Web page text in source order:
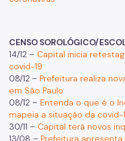
CENSO SOROLÓGICO/
14/12 – Capital inicia
covid-19
08/12– Prefeitura realiza
em São Paulo
08/12 – Entenda o que é o
mapeia a situação da covid-
30/11 – Capital terá novos
13/08 – Prefeitura